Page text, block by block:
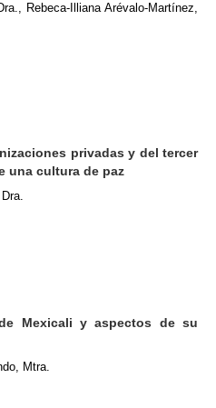
Rebeca-Illiana Arévalo-Martínez,
privadas y del tercer
una cultura de paz
Mexicali y aspectos de su
Mtra.